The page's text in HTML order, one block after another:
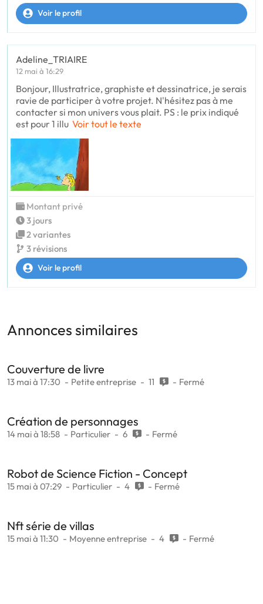
Voir le profil
Adeline_TRIAIRE
12 mai à 16:29
Bonjour, Illustratrice, graphiste et dessinatrice, je serais
ravie de participer à votre projet. N'hésitez pas à me
contacter si mon univers vous plait. PS : le prix indiqué
est pour 1 illu Voir tout le texte
Montant privé
3 jours
2 variantes
3 révisions
Voir le profil
Annonces similaires
Couverture de livre
13 mai à 17:30 Petite entreprise 11 Fermé
Création de personnages
14 mai à 18:58 Particulier 6 Fermé
Robot de Science Fiction - Concept
15 mai à 07:29 Particulier 4 Fermé
Nft série de villas
15 mai à 11:30 Moyenne entreprise 4 Fermé